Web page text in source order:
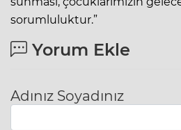
sorumluluktur.”
Yorum Ekle
Adınız Soyadınız